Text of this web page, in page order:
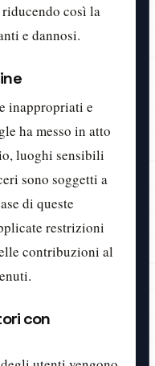
così la
e dannosi.
inappropriati e
ha messo in atto
luoghi sensibili
sono soggetti a
di queste
restrizioni
contribuzioni al
con